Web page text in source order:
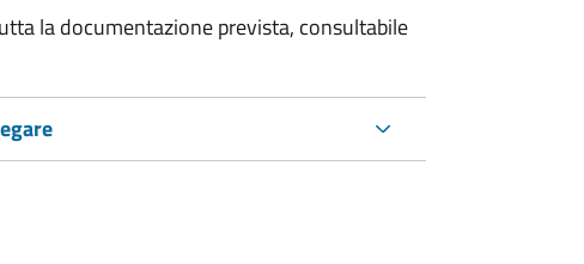
la documentazione prevista, consultabile